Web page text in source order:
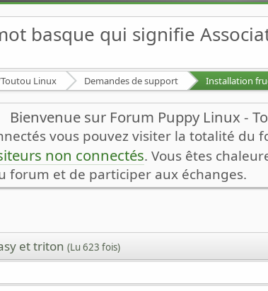
basque qui signifie
Linux Demandes de support Installation
Bienvenue sur Forum Puppy Linux -
vous pouvez visiter la totalité du
non connectés. Vous êtes
forum et de participer aux échanges.
et triton(Lu 623 fois)